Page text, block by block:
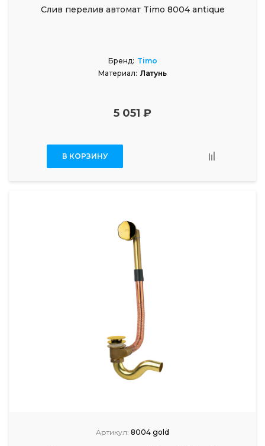
Слив перелив автомат Timo 8004 antique
Бренд: Timo
Материал: Латунь
5 051 ₽
В КОРЗИНУ
Артикул: 8004 gold